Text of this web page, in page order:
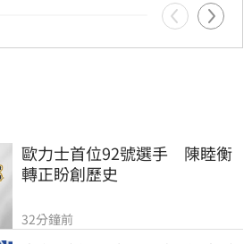
歐力士首位92號選手　陳睦衡
轉正盼創歷史
32分鐘前